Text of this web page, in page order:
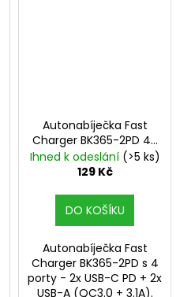
Autonabíječka Fast
Charger BK365-2PD 4-
Port bílá
Ihned k odeslání (>5 ks)
129 Kč
DO KOŠÍKU
Autonabíječka Fast
Charger BK365-2PD s 4
porty - 2x USB-C PD + 2x
USB-A (QC3.0 + 3.1A).